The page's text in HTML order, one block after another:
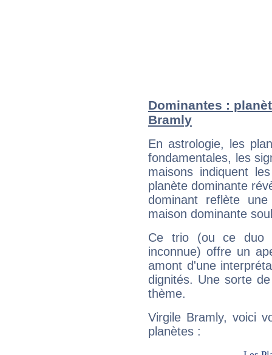
Dominantes :
Bramly
En astrologie, les
fondamentales, les
maisons indiquent
planète dominante
dominant reflète
maison dominante
Ce trio (ou ce duo
inconnue) offre un
amont d'une
dignités. Une sorte
thème.
Virgile Bramly, voici
planètes :